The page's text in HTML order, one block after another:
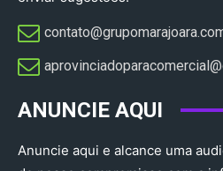
ANUNCIE AQUI
Anuncie aqui e alcance uma